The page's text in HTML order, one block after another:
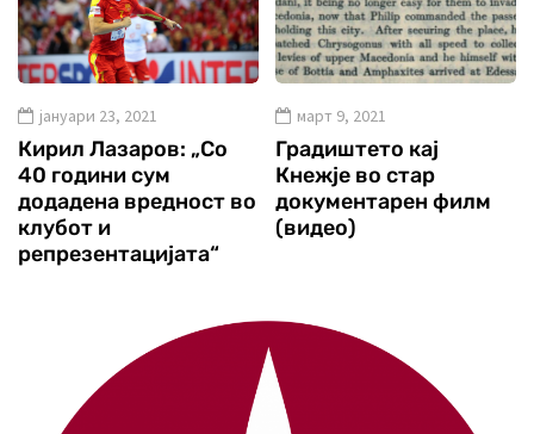
јануари 23, 2021
Кирил Лазаров: „Со
40 години сум
додадена вредност во
клубот и
репрезентацијата“
март 9, 2021
Градиштето кај
Кнежје во стар
документарен филм
(видео)